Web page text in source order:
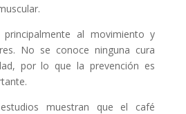
principalmente al movimiento y
No se conoce ninguna cura
por lo que la prevención es
muestran que el café